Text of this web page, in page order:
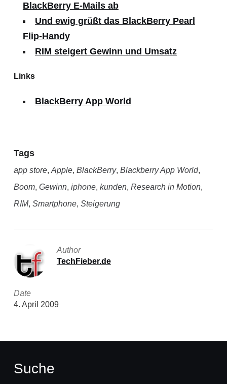
BlackBerry E-Mails ab
Und ewig grüßt das BlackBerry Pearl
Flip-Handy
RIM steigert Gewinn und Umsatz
Links
BlackBerry App World
Tags
app store, Apple, BlackBerry, Blackberry App World,
Boom, Gewinn, iphone, kunden, Research in Motion,
RIM, Smartphone, Steigerung
Author
TechFieber.de
Date
4. April 2009
Suche